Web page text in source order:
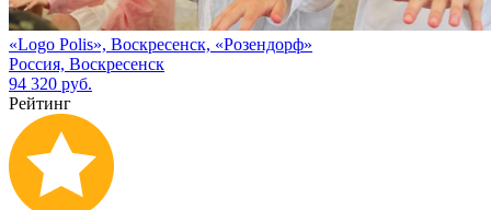
«Logo Polis», Воскресенск, «Розендорф»
Россия, Воскресенск
94 320 руб.
Рейтинг